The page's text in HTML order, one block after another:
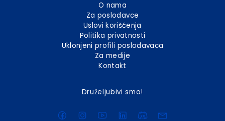
O nama
Za poslodavce
Uslovi korišćenja
Politika privatnosti
Uklonjeni profili poslodavaca
Za medije
Kontakt
Druželjubivi smo!